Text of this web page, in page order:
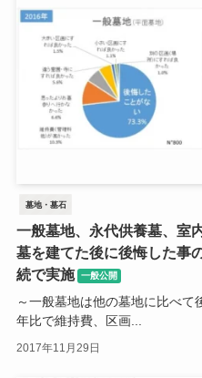
墓地・墓石
一般墓地、永代供養墓、室
墓を建てた後に後悔した事
続で実施
一般公開
～一般墓地は他の墓地に比べ
年比で維持費、区画...
2017年11月29日